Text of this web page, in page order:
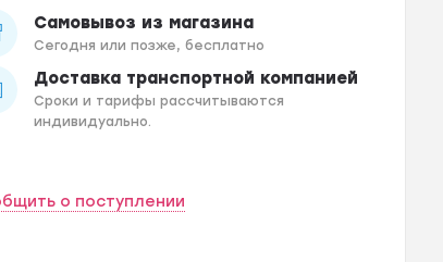
Самовывоз из магазина
Сегодня или позже, бесплатно
Доставка транспортной компанией
Сроки и тарифы рассчитываются
индивидуально.
о поступлении